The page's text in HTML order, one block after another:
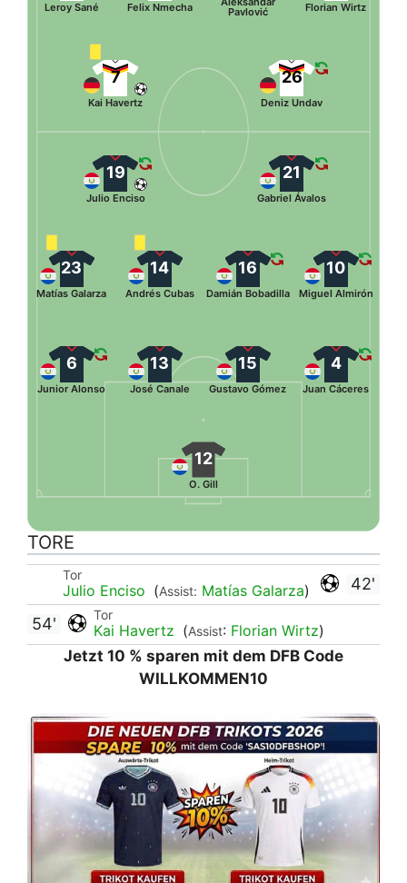
Florian Wirtz
Pavlović
Felix Nmecha
Leroy Sané
26
Deniz Undav
7
Kai Havertz
12
O. Gill
6
Junior Alonso
13
José Canale
15
Gustavo Gómez
4
Juan Cáceres
23
Matías Galarza
14
Andrés Cubas
16
Damián Bobadilla
10
Miguel Almirón
19
Julio Enciso
21
Gabriel Ávalos
TORE
42'
Tor
Julio Enciso (Assist: Matías Galarza)
Tor
Kai Havertz (Assist: Florian Wirtz)
54'
Jetzt 10 % sparen mit dem DFB Code
WILLKOMMEN10